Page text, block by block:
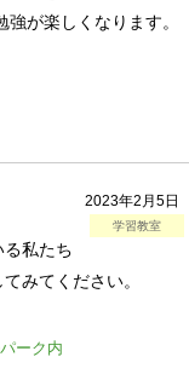
が楽しくなります。
2023年2月5日
学習教室
私たち
みてください。
ーク内